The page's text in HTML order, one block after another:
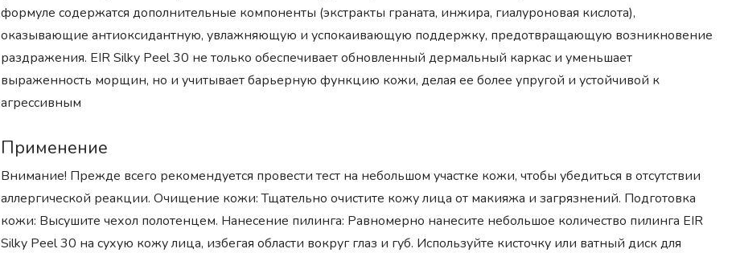
формуле содержатся дополнительные компоненты (экстракты граната, инжира, гиалуроновая кислота),
оказывающие антиоксидантную, увлажняющую и успокаивающую поддержку, предотвращающую возникновение
раздражения. EIR Silky Peel 30 не только обеспечивает обновленный дермальный каркас и уменьшает
выраженность морщин, но и учитывает барьерную функцию кожи, делая ее более упругой и устойчивой к
агрессивным
Применение
Внимание! Прежде всего рекомендуется провести тест на небольшом участке кожи, чтобы убедиться в отсутствии
аллергической реакции. Очищение кожи: Тщательно очистите кожу лица от макияжа и загрязнений. Подготовка
кожи: Высушите чехол полотенцем. Нанесение пилинга: Равномерно нанесите небольшое количество пилинга EIR
Silky Peel 30 на сухую кожу лица, избегая области вокруг глаз и губ. Используйте кисточку или ватный диск для